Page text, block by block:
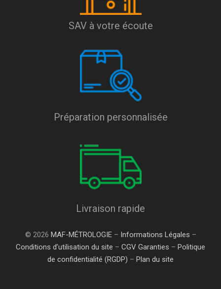
SAV à votre écoute
Préparation personnalisée
Livraison rapide
© 2026 MAF-MÉTROLOGIE– Informations Légales –
Conditions d’utilisation du site – CGV Garanties – Politique
de confidentialité (RGDP) – Plan du site